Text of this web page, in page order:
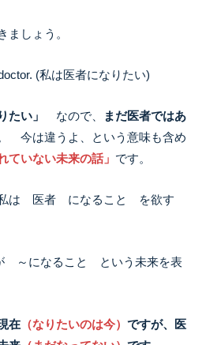
ましょう。
(私は医者になりたい)
たい」 なので、
まだ医者ではあ
今は違うよ、という意味も含め
ていない未来の話」 です。
私は 医者 になること を欲す
～になること という未来を表
在 （なりたいのは今） ですが、医